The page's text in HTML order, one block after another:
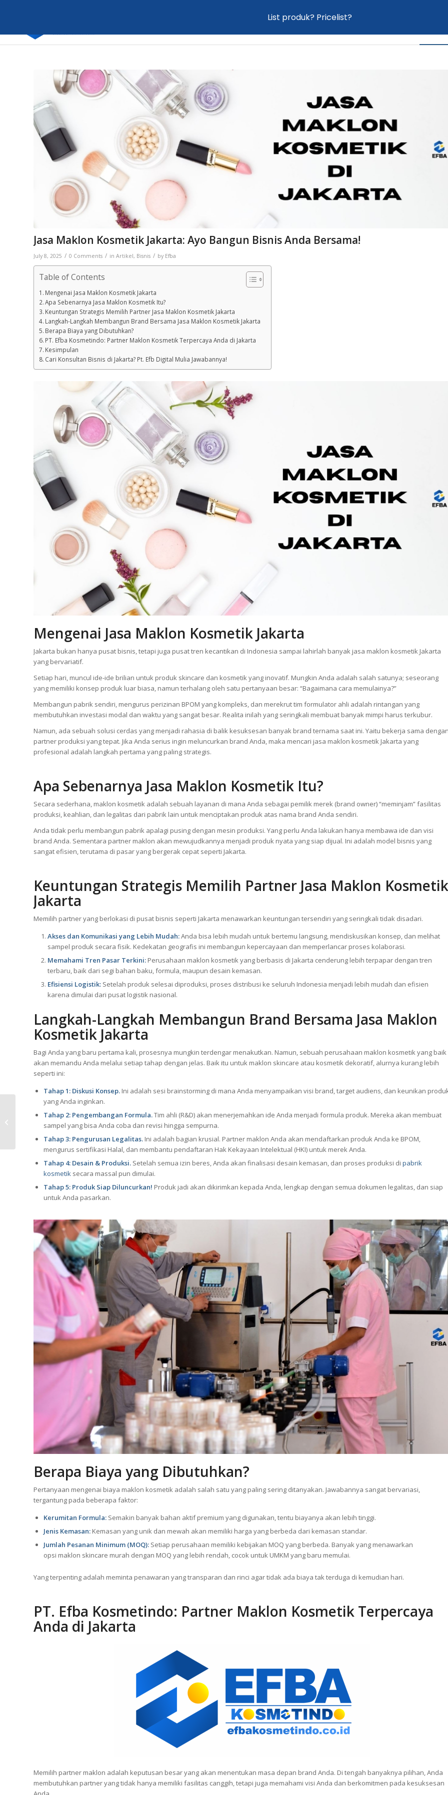
Jasa Maklon Kosmetik Jakarta: Ayo Bangun Bisnis Anda Bersama!
July 8, 2025 / 0 Comments / in Artikel, Bisnis /
Table of Contents
Mengenai Jasa Maklon Kosmetik Jakarta
Apa Sebenarnya Jasa Maklon Kosmetik Itu?
Keuntungan Strategis Memilih Partner Jasa Maklon Kosmetik Jakarta
Langkah-Langkah Membangun Brand Bersama Jasa Maklon Kosmetik Jakarta
Berapa Biaya yang Dibutuhkan?
Kesimpulan
Cari Konsultan Bisnis di Jakarta? Pt. Efb Digital Mulia Jawabannya!
Mengenai Jasa Maklon Kosmetik Jakarta
Jakarta bukan hanya pusat bisnis, tetapi juga pusat tren kecantikan di Indonesia sampai lahirlah banyak jasa maklon kosmetik Jakarta
Setiap hari, muncul ide-ide brilian untuk produk skincare dan kosmetik yang inovatif. Mungkin Anda adalah salah satunya; seseorang
Membangun pabrik sendiri, mengurus perizinan BPOM yang kompleks, dan merekrut tim formulator ahli adalah rintangan yang
membutuhkan investasi modal dan waktu yang sangat besar. Realita inilah yang seringkali membuat banyak mimpi harus terkubur.
profesional adalah langkah pertama yang paling strategis.
Apa Sebenarnya Jasa Maklon Kosmetik Itu?
Secara sederhana, maklon kosmetik adalah sebuah layanan di mana Anda sebagai pemilik merek (brand owner) “meminjam” fasilitas
produksi, keahlian, dan legalitas dari pabrik lain untuk menciptakan produk atas nama brand Anda sendiri.
sangat efisien, terutama di pasar yang bergerak cepat seperti Jakarta.
Keuntungan Strategis Memilih Partner Jasa Maklon Kosmetik
Jakarta
Memilih partner yang berlokasi di pusat bisnis seperti Jakarta menawarkan keuntungan tersendiri yang seringkali tidak disadari.
Akses dan Komunikasi yang Lebih Mudah:Anda bisa lebih mudah untuk bertemu langsung, mendiskusikan konsep, dan melihat
sampel produk secara fisik. Kedekatan geografis ini membangun kepercayaan dan memperlancar proses kolaborasi.
Memahami Tren Pasar Terkini:Perusahaan maklon kosmetik yang berbasis di Jakarta cenderung lebih terpapar dengan tren
Efisiensi Logistik:
Setelah produk selesai diproduksi, proses distribusi ke seluruh Indonesia menjadi lebih mudah dan efisien
karena dimulai dari pusat logistik nasional.
Langkah-Langkah Membangun Brand Bersama Jasa Maklon
Kosmetik Jakarta
Bagi Anda yang baru pertama kali, prosesnya mungkin terdengar menakutkan. Namun, sebuah perusahaan maklon kosmetik yang baik
akan memandu Anda melalui setiap tahap dengan jelas. Baik itu untuk maklon skincare atau kosmetik dekoratif, alurnya kurang lebih
seperti ini:
Tahap 1: Diskusi Konsep.Ini adalah sesi brainstorming di mana Anda menyampaikan visi brand, target audiens, dan keunikan
yang Anda inginkan.
Tahap 2: Pengembangan Formula.Tim ahli (R&D) akan menerjemahkan ide Anda menjadi formula produk. Mereka akan membuat
sampel yang bisa Anda coba dan revisi hingga sempurna.
Tahap 3: Pengurusan Legalitas.Ini adalah bagian krusial. Partner maklon Anda akan mendaftarkan produk Anda ke BPOM,
mengurus sertifikasi Halal, dan membantu pendaftaran Hak Kekayaan Intelektual (HKI) untuk merek Anda.
Tahap 4: Desain & Produksi.
Tahap 5: Produk Siap Diluncurkan!Produk jadi akan dikirimkan kepada Anda, lengkap dengan semua dokumen legalitas, dan siap
untuk Anda pasarkan.
Berapa Biaya yang Dibutuhkan?
Pertanyaan mengenai biaya maklon kosmetik adalah salah satu yang paling sering ditanyakan. Jawabannya sangat bervariasi,
tergantung pada beberapa faktor:
Kerumitan Formula:Semakin banyak bahan aktif premium yang digunakan, tentu biayanya akan lebih tinggi.
Jumlah Pesanan Minimum (MOQ):Setiap perusahaan memiliki kebijakan MOQ yang berbeda. Banyak yang menawarkan
Yang terpenting adalah meminta penawaran yang transparan dan rinci agar tidak ada biaya tak terduga di kemudian hari.
: Partner Maklon Kosmetik Terpercaya
Cara Membuat Kulit
Putih & Glowing
List produk? Pricelist?